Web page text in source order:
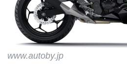
www.autoby.jp